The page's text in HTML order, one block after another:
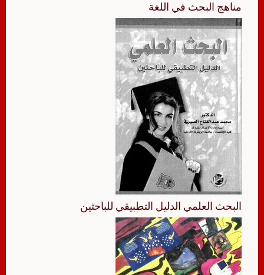
مناهج البحث في اللغة
البحث العلمي الدليل التطبيقي للباحثين